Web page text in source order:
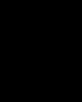
、採用イベントの促
デジタル・アシスタ